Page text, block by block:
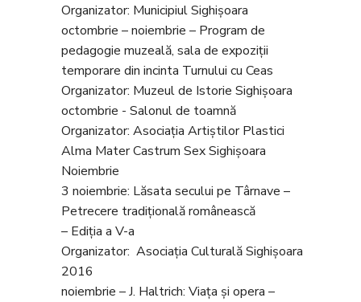
Organizator: Municipiul Sighișoara
octombrie – noiembrie – Program de
pedagogie muzeală, sala de expoziții
temporare din incinta Turnului cu Ceas
Organizator: Muzeul de Istorie Sighișoara
octombrie - Salonul de toamnă
Organizator: Asociația Artiștilor Plastici
Alma Mater Castrum Sex Sighișoara
Noiembrie
3 noiembrie: Lăsata secului pe Târnave –
Petrecere tradițională românească
– Ediția a V-a
Organizator: Asociația Culturală Sighișoara
2016
noiembrie – J. Haltrich: Viața și opera –